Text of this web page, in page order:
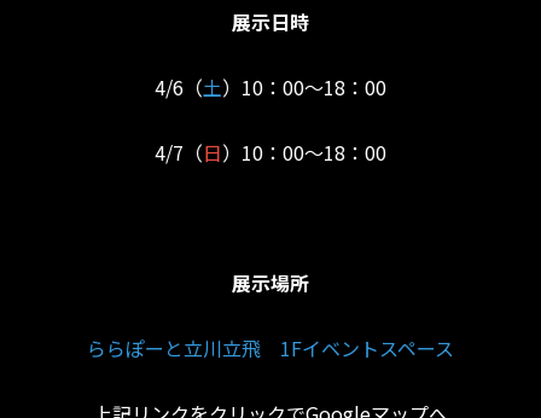
展示日時
4/6（土）10：00～18：00
4/7（日）10：00～18：00
展示場所
ららぽーと立川立飛 1Fイベントスペース